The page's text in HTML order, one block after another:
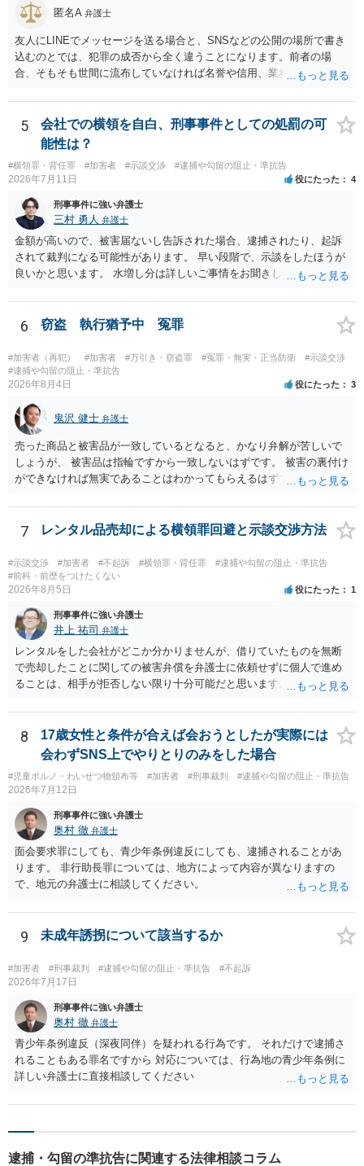
匿名A 弁護士
友人にLINEでメッセージを送る場合と、SNSなどの公開の場所で書き
込むのとでは、犯罪の成否から全く違うことになります。前者の場
合、そもそも世間に流布していなければ名誉や信用、業務にかかる犯
5
会社での横領を自白、刑事事件としての処罰の可
能性は？
#横領罪・背任罪 #加害者 #示談交渉 #逮捕や勾留の阻止・準抗告
2026年7月11日 役にたった 4
刑事事件に強い弁護士
三村 勇人 弁護士
金額が高いので、被害届ないし告訴された場合、逮捕されたり、起訴
されて裁判になる可能性があります。 早い段階で、示談をしたほうが
良いかと思います。 水増し分は詳しいご事情をお聞きしなければお答
6 窃盗 執行猶予中 冤罪
#加害者（再犯） #加害者 #万引き・窃盗罪 #冤罪・無実・正当防衛
#示談交渉
#逮捕や勾留の阻止・準抗告
2026年8月4日 役にたった 3
鬼沢 健士 弁護士
売った商品と被害品が一致しているとなると、かなり弁解が苦しいで
しょうが、 被害品は指輪ですから一致しないはずです。 被害の裏付け
ができなければ無実であることはわかってもらえるはずです。
7 レンタル品売却による横領罪回避と示談交渉方法
#示談交渉 #加害者 #不起訴 #横領罪・背任罪
#逮捕や勾留の阻止・準抗告
#前科・前歴をつけたくない
2026年8月5日 役にたった 1
刑事事件に強い弁護士
井上 祐司 弁護士
レンタルをした会社がどこか分かりませんが、借りていたものを無断
で売却したことに関しての被害弁償を弁護士に依頼せずに個人で進め
ることは、相手が拒否しない限り十分可能だと思います。 見積を出し
か）、弁護士に法律相談において助言をもらえば足りるでしょう。
8
17歳女性と条件が合えば会おうとしたが実際には
会わずSNS上でやりとりのみをした場合
#児童ポルノ・わいせつ物頒布等 #加害者 #刑事裁判 #逮捕や勾留の阻止・準抗告
2026年7月12日
刑事事件に強い弁護士
奥村 徹 弁護士
面会要求罪にしても、青少年条例違反にしても、逮捕されることがあ
ります。 非行助長罪については、地方によって内容が異なりますの
で、地元の弁護士に相談してください。
9 未成年誘拐について該当するか
#加害者 #刑事裁判 #逮捕や勾留の阻止・準抗告 #不起訴
2026年7月17日
刑事事件に強い弁護士
奥村 徹 弁護士
青少年条例違反（深夜同伴）を疑われる行為です。 それだけで逮捕さ
れることもある罪名ですから 対応については、行為地の青少年条例に
詳しい弁護士に直接相談してください
逮捕・勾留の準抗告に関連する法律相談コラム